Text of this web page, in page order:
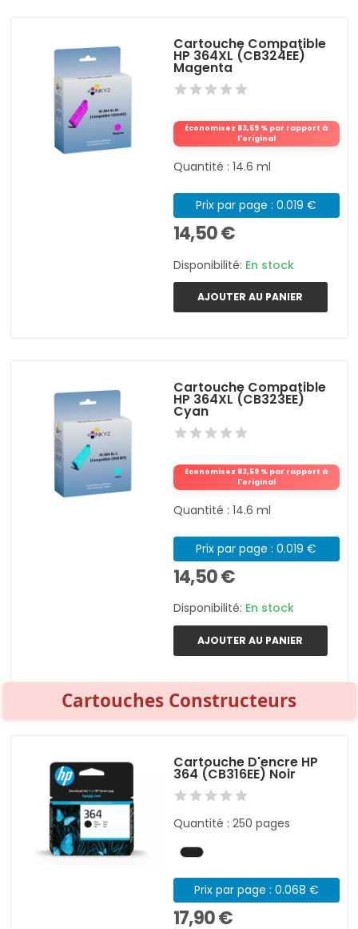
Cartouche Compatible
HP 364XL (CB324EE)
Magenta
Économisez 83,59 % par rapport à
l'original
Quantité : 14.6 ml
Prix par page : 0.019 €
14,50 €
Disponibilité: En stock
AJOUTER AU PANIER
Cartouche Compatible
HP 364XL (CB323EE)
Cyan
Économisez 83,59 % par rapport à
l'original
Quantité : 14.6 ml
Prix par page : 0.019 €
14,50 €
Disponibilité: En stock
AJOUTER AU PANIER
Cartouches Constructeurs
Cartouche D'encre HP
364 (CB316EE) Noir
Quantité : 250 pages
Prix par page : 0.068 €
17,90 €